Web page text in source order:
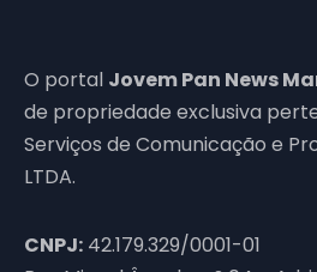
O portal Jovem Pan News
de propriedade exclusiva
Serviços de Comunicação e
LTDA.
CNPJ: 42.179.329/0001-01